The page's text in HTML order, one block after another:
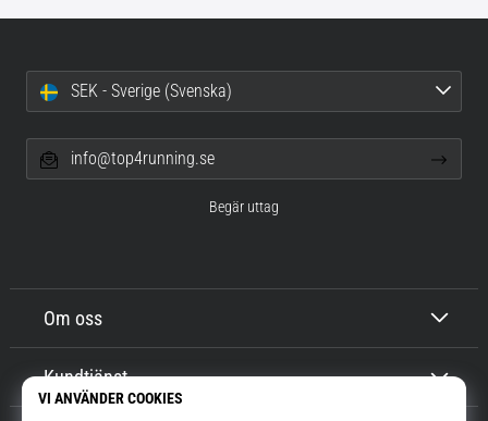
Om oss
Kundtjänst
SEK - Sverige (Svenska)
info@top4running.se
Begär uttag